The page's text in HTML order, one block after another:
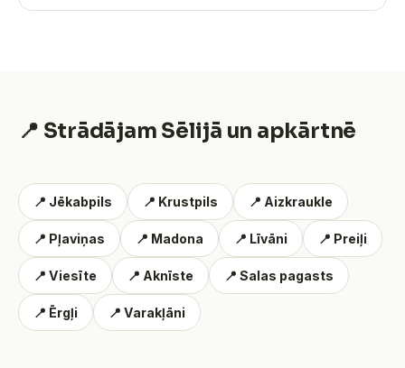
📍 Strādājam Sēlijā un apkārtnē
📍 Jēkabpils 📍 Krustpils 📍 Aizkraukle
📍 Pļaviņas 📍 Madona 📍 Līvāni 📍 Preiļi
📍 Viesīte 📍 Aknīste 📍 Salas pagasts
📍 Ērgļi 📍 Varakļāni